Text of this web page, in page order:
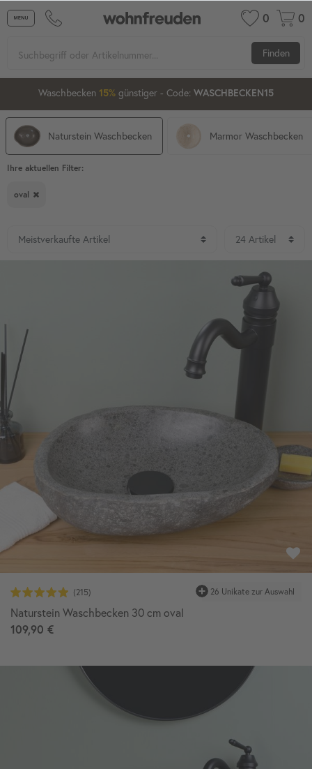
0 0
Finden
00 18 46
15%
Waschbecken ab 80 cm20%günstiger- Code:XXL-20
Naturstein Waschbecken Marmor Waschbecken
Ihre aktuellen Filter:
oval
26 Unikate zur Auswahl
Naturstein Waschbecken 30 cm oval
109,90 €